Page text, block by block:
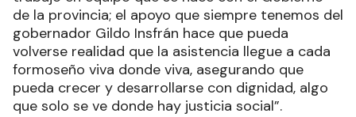
de la provincia; el apoyo que siempre tenemos del
gobernador Gildo Insfrán hace que pueda
volverse realidad que la asistencia llegue a cada
formoseño viva donde viva, asegurando que
pueda crecer y desarrollarse con dignidad, algo
que solo se ve donde hay justicia social”.